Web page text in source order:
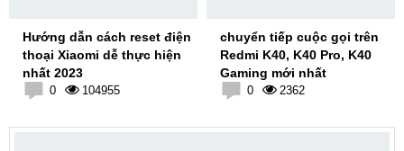
Hướng dẫn cách reset điện
thoại Xiaomi dễ thực hiện
nhất 2023
0 104955
chuyển tiếp cuộc gọi trên
Redmi K40, K40 Pro, K40
Gaming mới nhất
0 2362